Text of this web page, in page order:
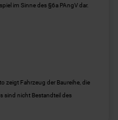
im Sinne des §6a PAngV dar.
zeigt Fahrzeug der Baureihe, die
sind nicht Bestandteil des